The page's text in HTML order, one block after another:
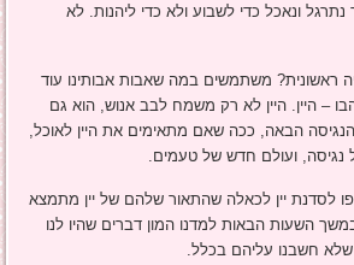
נתרגל ונאכל כדי לשבוע ולא כדי ליהנות. לא
ראשונית? משתמשים במה שאבות אבותינו עוד
– היין. היין לא רק משמח לבב אנוש, הוא גם
הבאה, ככה שאם מתאימים את היין לאוכל,
נגיסה, ועולם חדש של טעמים.
לסדנת יין לכאלה שהתאור שלהם של יין מתמצא
השעות הבאות למדנו המון דברים שהיו לנו
חשבנו עליהם בכלל.